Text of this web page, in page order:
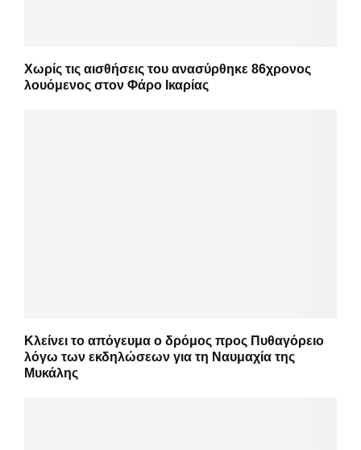
Χωρίς τις αισθήσεις του ανασύρθηκε 86χρονος
λουόμενος στον Φάρο Ικαρίας
Κλείνει το απόγευμα ο δρόμος προς Πυθαγόρειο
λόγω των εκδηλώσεων για τη Ναυμαχία της
Μυκάλης